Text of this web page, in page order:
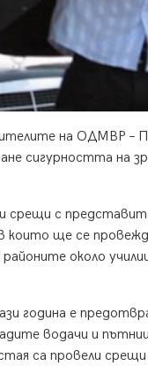
на ОДМВР –
сигурността на
срещи с
които ще се
районите около
година е
водачи и
са провели